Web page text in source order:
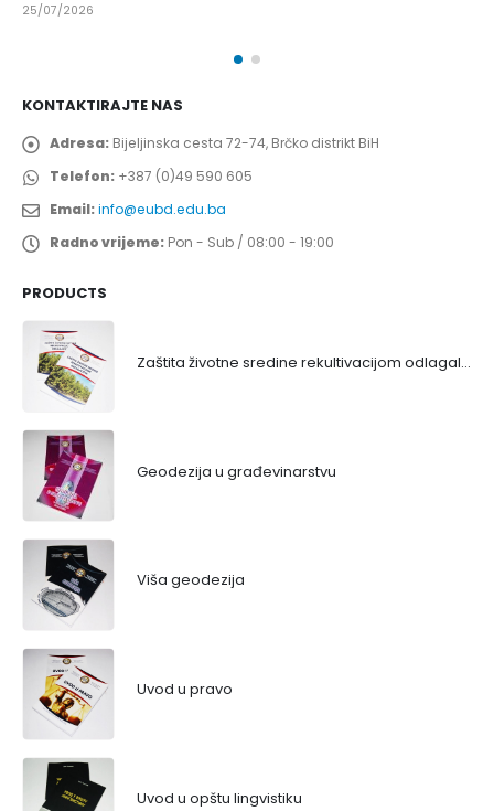
25/07/2026
KONTAKTIRAJTE NAS
Adresa: Bijeljinska cesta 72-74, Brčko distrikt BiH
Telefon: +387 (0)49 590 605
Email:info@eubd.edu.ba
Radno vrijeme: Pon - Sub / 08:00 - 19:00
PRODUCTS
Zaštita životne sredine rekultivacijom odlagališta
Geodezija u građevinarstvu
Viša geodezija
Uvod u pravo
Uvod u opštu lingvistiku